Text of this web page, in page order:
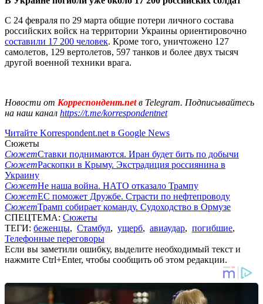
С 24 февраля по 29 марта общие потери личного состава
российских войск на территории Украины ориентировочно
составили 17 200 человек. Кроме того, уничтожено 127
самолетов, 129 вертолетов, 597 танков и более двух тысяч
другой военной техники врага.
Новости от Корреспондент.netв Telegram. Подписывайтесь
на наш канал https://t.me/korrespondentnet
Читайте Korrespondent.net в Google News
Сюжеты
СюжетСтавки поднимаются. Иран будет бить по добычи
СюжетРаскопки в Крыму. Экстрадиция россиянина в
Украину
СюжетНе наша война. НАТО отказало Трампу
СюжетЕС поможет Дружбе. Страсти по нефтепроводу
СюжетТрамп собирает команду. Судоходство в Ормузе
СПЕЦТЕМА: Сюжеты
ТЕГИ: беженцы, Стамбул, ущерб, авиаудар, погибшие,
Телефонные переговоры
Если вы заметили ошибку, выделите необходимый текст и
нажмите Ctrl+Enter, чтобы сообщить об этом редакции.